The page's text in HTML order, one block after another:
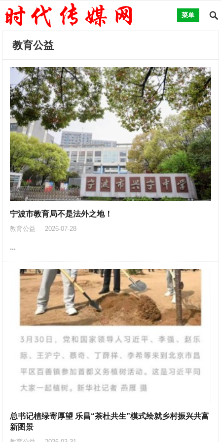
菜单
教育公益
宁波市教育局不是法外之地！
教育公益 2026-07-28
...
总书记植绿寄厚望 乐昌“茶杜共生”模式绘就乡村振兴共富
新图景